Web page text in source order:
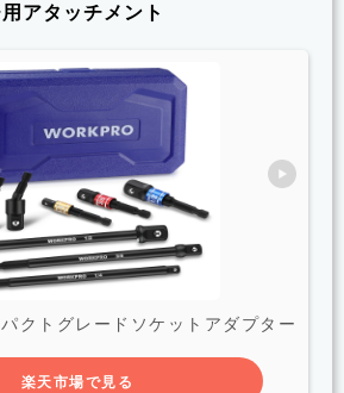
アタッチメント
クトグレードソケットアダプター
楽天市場で見る